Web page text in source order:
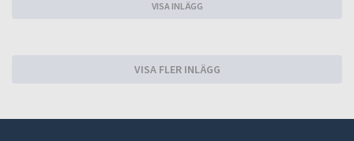
VISA INLÄGG
VISA FLER INLÄGG